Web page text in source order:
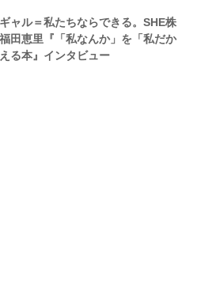
ャル＝私たちならできる。SHE株
田恵里『「私なんか」を「私だか
る本』インタビュー